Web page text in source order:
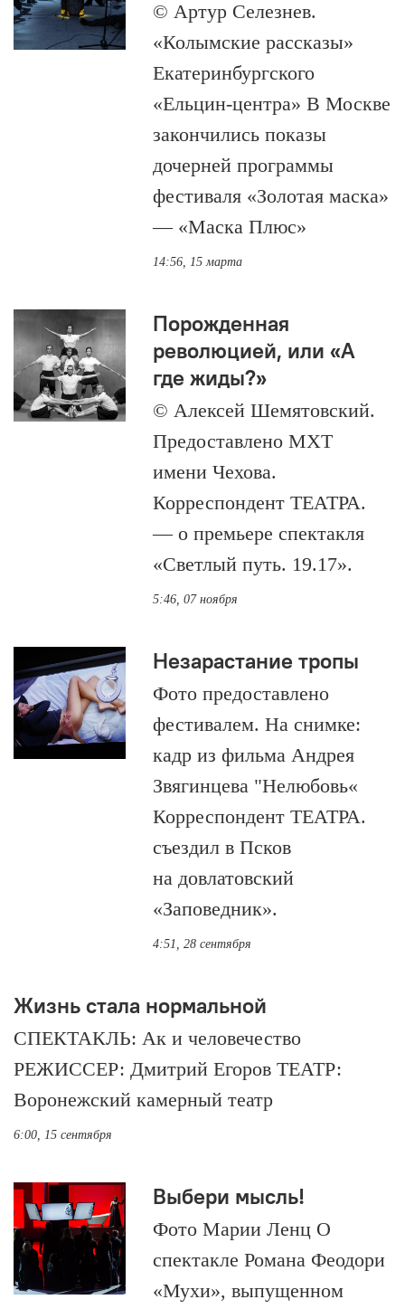
© Артур Селезнев.
«Колымские рассказы»
Екатеринбургского
«Ельцин-центра» В Москве
закончились показы
дочерней программы
фестиваля «Золотая маска»
— «Маска Плюс»
14:56, 15 марта
Порожденная
революцией, или «А
где жиды?»
© Алексей Шемятовский.
Предоставлено МХТ
имени Чехова.
Корреспондент ТЕАТРА.
— о премьере спектакля
«Светлый путь. 19.17».
5:46, 07 ноября
Незарастание тропы
Фото предоставлено
фестивалем. На снимке:
кадр из фильма Андрея
Звягинцева "Нелюбовь«
Корреспондент ТЕАТРА.
съездил в Псков
на довлатовский
«Заповедник».
4:51, 28 сентября
Жизнь стала нормальной
СПЕКТАКЛЬ: Ак и человечество
РЕЖИССЕР: Дмитрий Егоров ТЕАТР:
Воронежский камерный театр
6:00, 15 сентября
Выбери мысль!
Фото Марии Ленц О
спектакле Романа Феодори
«Мухи», выпущенном